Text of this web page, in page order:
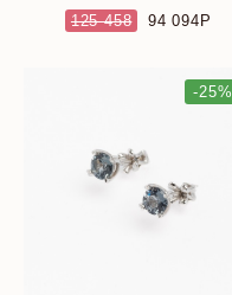
125 458 94 094
-25%